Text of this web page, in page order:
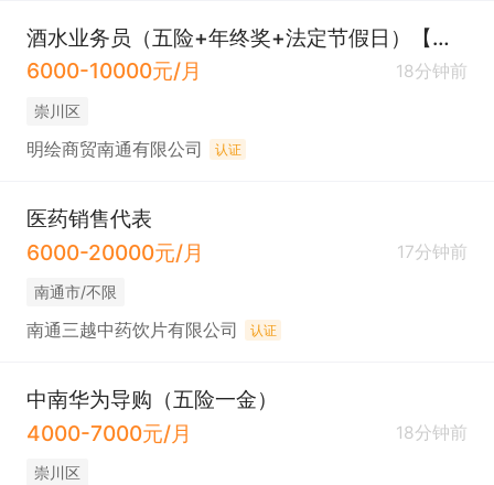
酒水业务员（五险+年终奖+法定节假日）【港闸区】
6000-10000元/月
18分钟前
崇川区
明绘商贸南通有限公司 认证
医药销售代表
6000-20000元/月
17分钟前
南通市/不限
南通三越中药饮片有限公司 认证
中南华为导购（五险一金）
4000-7000元/月
18分钟前
崇川区